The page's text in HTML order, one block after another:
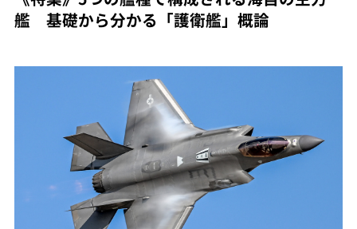
艦 基礎から分かる「護衛艦」概論